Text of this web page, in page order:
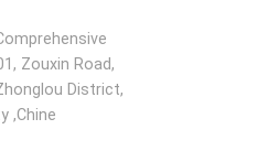
Zouxin Road,
District,
,Chine